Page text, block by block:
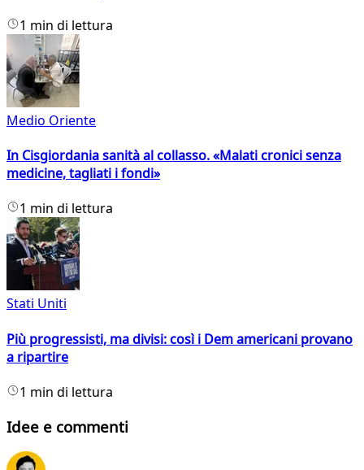
1 min di lettura
Medio Oriente
In Cisgiordania sanità al collasso. «Malati cronici senza
medicine, tagliati i fondi»
1 min di lettura
Stati Uniti
Più progressisti, ma divisi: così i Dem americani provano
a ripartire
1 min di lettura
Idee e commenti